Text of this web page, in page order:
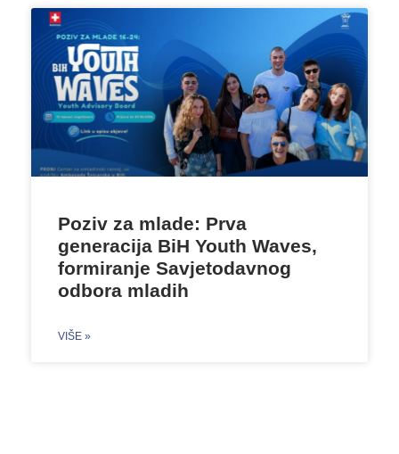
Poziv za mlade: Prva
generacija BiH Youth Waves,
formiranje Savjetodavnog
odbora mladih
VIŠE »